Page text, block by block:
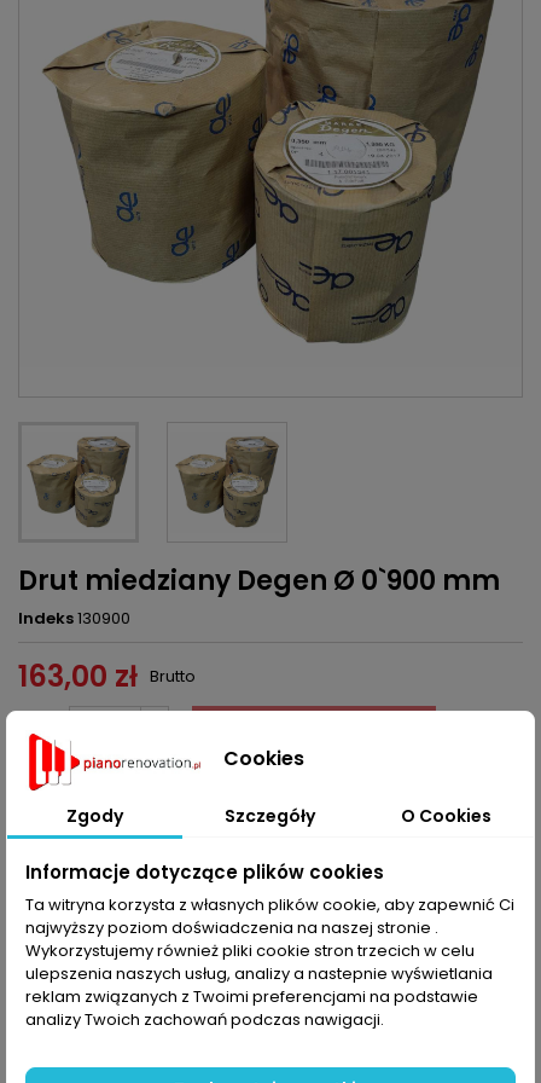
Drut miedziany Degen Ø 0`900 mm
Indeks130900
163,00 zł Brutto
Ilość
Ostatnie sztuki w magazynie
Udostępnij
OPIS SZCZEGÓŁY PRODUKTU
Drut miedziany Degen Ø 0,900 mm, podana cena za 1 kg.
Do ceny zakupu, doliczana jest kaucja za szpule oraz koszt
wysyłki.
Cookies
Zgody Szczegóły O Cookies
Informacje dotyczące plików cookies
Ta witryna korzysta z własnych plików cookie, aby zapewnić Ci
najwyższy poziom doświadczenia na naszej stronie .
Wykorzystujemy również pliki cookie stron trzecich w celu
ulepszenia naszych usług, analizy a nastepnie wyświetlania
reklam związanych z Twoimi preferencjami na podstawie
analizy Twoich zachowań podczas nawigacji.